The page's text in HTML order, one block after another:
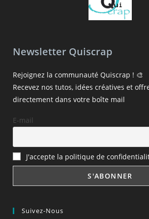
Newsletter Quiscrap
Rejoignez la communauté Quiscrap ! 🎨
Recevez nos tutos, idées créatives et
directement dans votre boîte mail
E-mail
J'accepte la politique de
Suivez-Nous